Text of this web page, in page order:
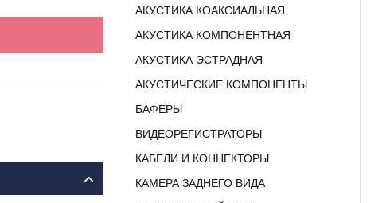
АКУСТИКА КОАКСИАЛЬНАЯ
АКУСТИКА КОМПОНЕНТНАЯ
АКУСТИКА ЭСТРАДНАЯ
АКУСТИЧЕСКИЕ КОМПОНЕНТЫ
БАФЕРЫ
ВИДЕОРЕГИСТРАТОРЫ
КАБЕЛИ И КОННЕКТОРЫ
КАМЕРА ЗАДНЕГО ВИДА